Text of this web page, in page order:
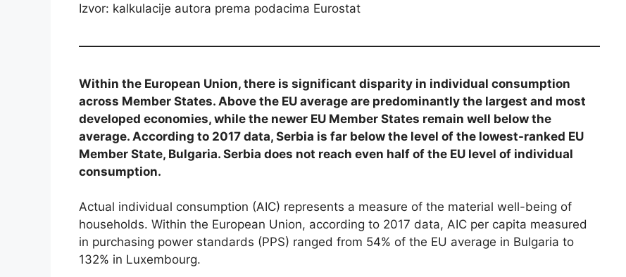
Izvor: kalkulacije autora prema podacima Eurostat
Within the European Union, there is significant disparity in individual consumption
across Member States. Above the EU average are predominantly the largest and most
developed economies, while the newer EU Member States remain well below the
average. According to 2017 data, Serbia is far below the level of the lowest-ranked EU
Member State, Bulgaria. Serbia does not reach even half of the EU level of individual
consumption.
Actual individual consumption (AIC) represents a measure of the material well-being of
households. Within the European Union, according to 2017 data, AIC per capita measured
in purchasing power standards (PPS) ranged from 54% of the EU average in Bulgaria to
132% in Luxembourg.